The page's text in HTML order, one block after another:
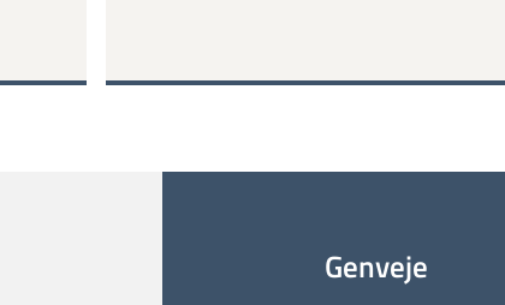
Genveje